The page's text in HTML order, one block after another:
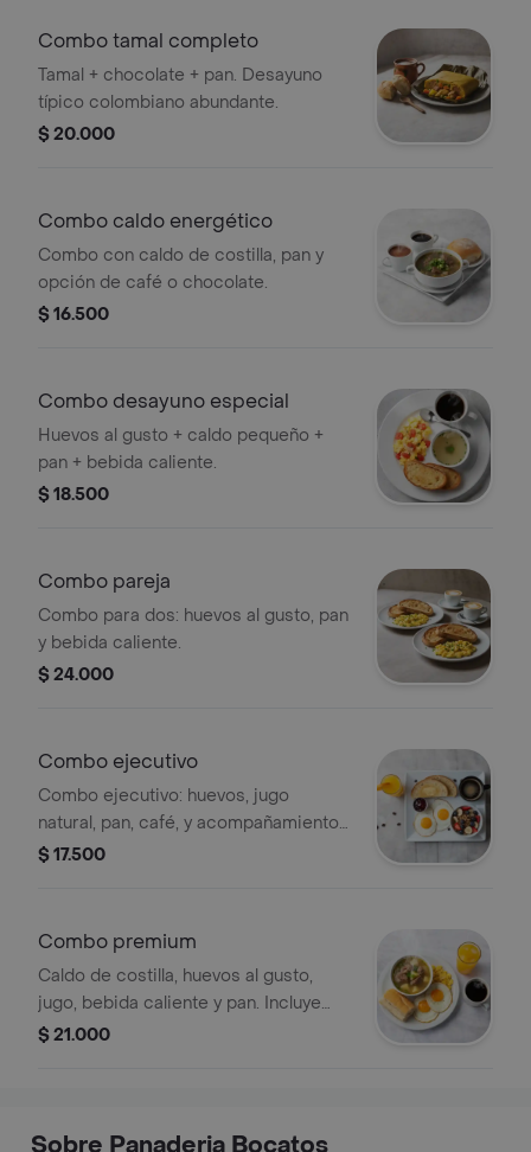
Combo tamal completo
Tamal + chocolate + pan. Desayuno
típico colombiano abundante.
$ 20.000
Combo caldo energético
Combo con caldo de costilla, pan y
opción de café o chocolate.
$ 16.500
Combo desayuno especial
Huevos al gusto + caldo pequeño +
pan + bebida caliente.
$ 18.500
Combo pareja
Combo para dos: huevos al gusto, pan
y bebida caliente.
$ 24.000
Combo ejecutivo
Combo ejecutivo: huevos, jugo
natural, pan, café, y acompañamiento
de frutas y granola.
$ 17.500
Combo premium
Caldo de costilla, huevos al gusto,
jugo, bebida caliente y pan. Incluye
huevos fritos y revueltos.
$ 21.000